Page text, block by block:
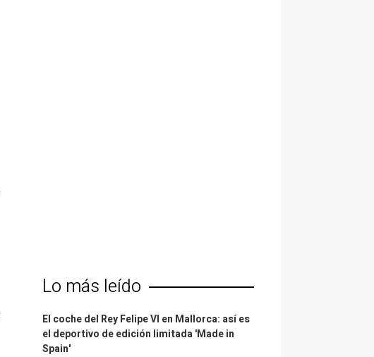
Lo más leído
El coche del Rey Felipe VI en Mallorca: así es
el deportivo de edición limitada 'Made in
Spain'